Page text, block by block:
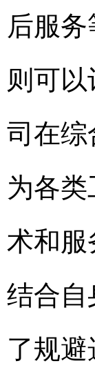
后服
则可
司在综
为各
术和服
结合自
了规